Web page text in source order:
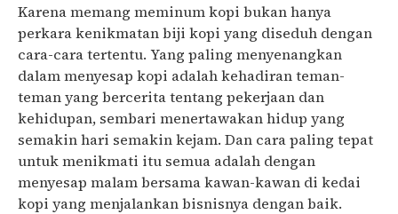
Karena memang meminum kopi bukan hanya
perkara kenikmatan biji kopi yang diseduh dengan
cara-cara tertentu. Yang paling menyenangkan
dalam menyesap kopi adalah kehadiran teman-
teman yang bercerita tentang pekerjaan dan
kehidupan, sembari menertawakan hidup yang
semakin hari semakin kejam. Dan cara paling tepat
untuk menikmati itu semua adalah dengan
menyesap malam bersama kawan-kawan di kedai
kopi yang menjalankan bisnisnya dengan baik.